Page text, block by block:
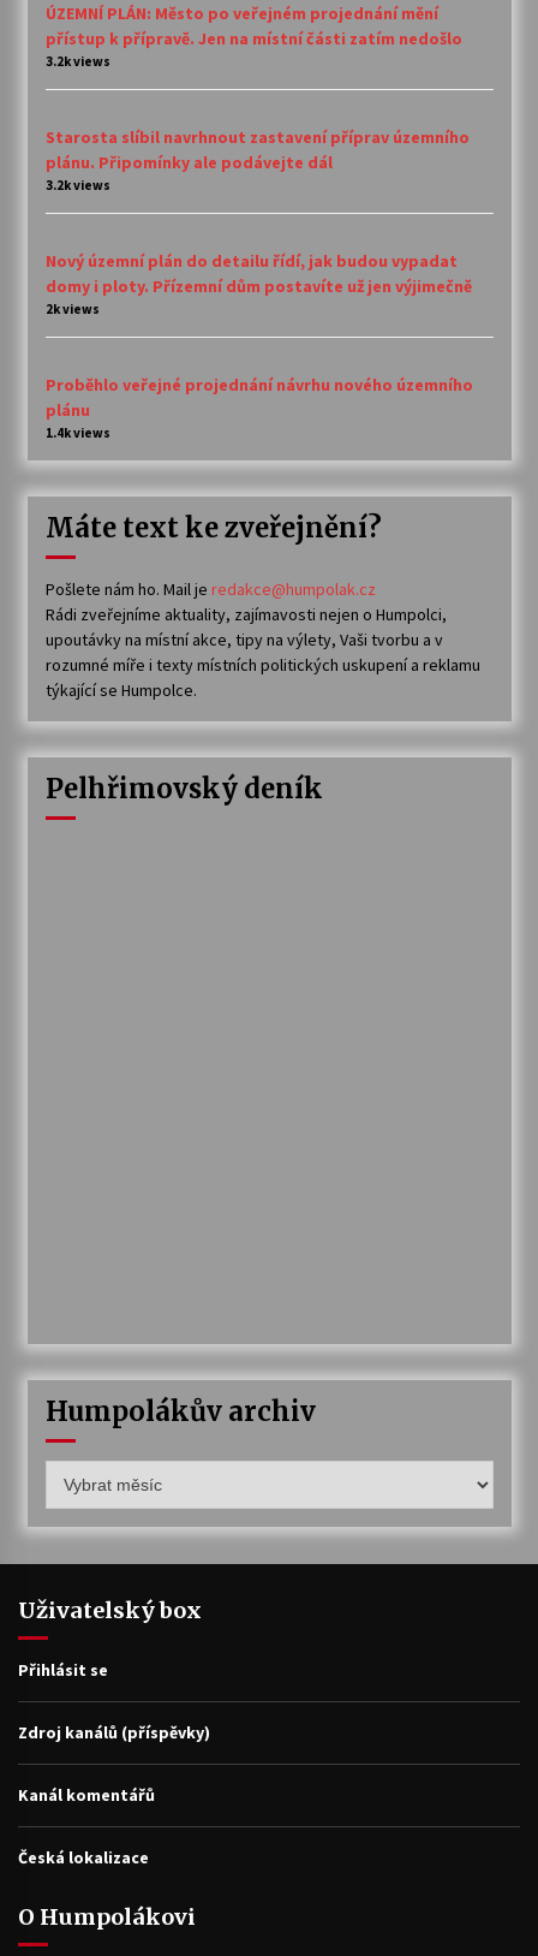
ÚZEMNÍ PLÁN: Město po veřejném projednání mění
přístup k přípravě. Jen na místní části zatím nedošlo
3.2k views
Starosta slíbil navrhnout zastavení příprav územního
plánu. Připomínky ale podávejte dál
3.2k views
Nový územní plán do detailu řídí, jak budou vypadat
domy i ploty. Přízemní dům postavíte už jen výjimečně
2k views
Proběhlo veřejné projednání návrhu nového územního
plánu
1.4k views
Máte text ke zveřejnění?
Pošlete nám ho. Mail je redakce@humpolak.cz
Rádi zveřejníme aktuality, zajímavosti nejen o Humpolci,
upoutávky na místní akce, tipy na výlety, Vaši tvorbu a v
rozumné míře i texty místních politických uskupení a reklamu
týkající se Humpolce.
Pelhřimovský deník
Humpolákův archiv
archiv
Uživatelský box
Přihlásit se
Zdroj kanálů (příspěvky)
Kanál komentářů
Česká lokalizace
O Humpolákovi